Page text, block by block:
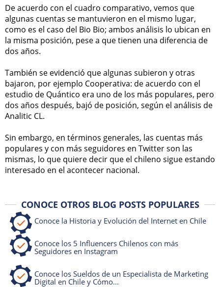
De acuerdo con el cuadro comparativo, vemos que
algunas cuentas se mantuvieron en el mismo lugar,
como es el caso del Bio Bio; ambos análisis lo ubican en
la misma posición, pese a que tienen una diferencia de
dos años.
También se evidenció que algunas subieron y otras
bajaron, por ejemplo Cooperativa: de acuerdo con el
estudio de Quántico era uno de los más populares, pero
dos años después, bajó de posición, según el análisis de
Analitic CL.
Sin embargo, en términos generales, las cuentas más
populares y con más seguidores en Twitter son las
mismas, lo que quiere decir que el chileno sigue estando
interesado en el acontecer nacional.
CONOCE OTROS BLOG POSTS POPULARES
Conoce la Historia y Evolución del Internet en Chile
Conoce los 5 Influencers Chilenos con más
Seguidores en Instagram
Conoce los Sueldos de un Especialista de Marketing
Digital en Chile y Cómo...